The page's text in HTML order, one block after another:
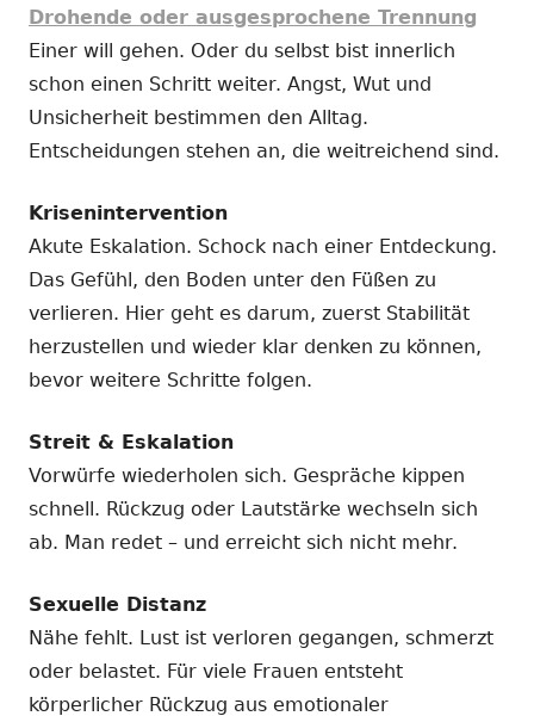
Drohende oder ausgesprochene Trennung
Einer will gehen. Oder du selbst bist innerlich
schon einen Schritt weiter. Angst, Wut und
Unsicherheit bestimmen den Alltag.
Entscheidungen stehen an, die weitreichend sind.
Krisenintervention
Akute Eskalation. Schock nach einer Entdeckung.
Das Gefühl, den Boden unter den Füßen zu
verlieren. Hier geht es darum, zuerst Stabilität
herzustellen und wieder klar denken zu können,
bevor weitere Schritte folgen.
Streit & Eskalation
Vorwürfe wiederholen sich. Gespräche kippen
schnell. Rückzug oder Lautstärke wechseln sich
ab. Man redet – und erreicht sich nicht mehr.
Sexuelle Distanz
Nähe fehlt. Lust ist verloren gegangen, schmerzt
oder belastet. Für viele Frauen entsteht
körperlicher Rückzug aus emotionaler